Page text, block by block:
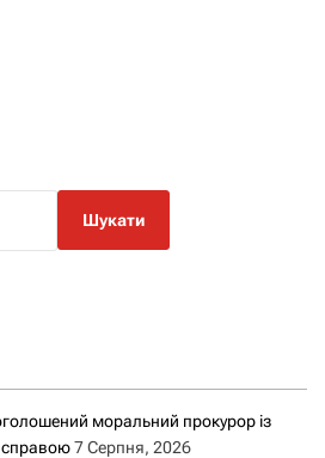
моральний прокурор із
7 Серпня, 2026